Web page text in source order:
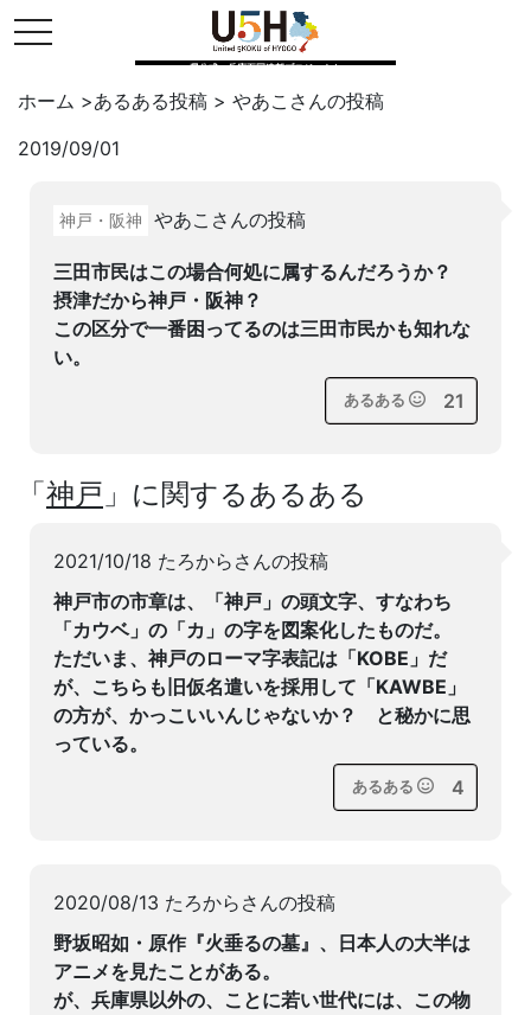
toggle navigation
県公式・兵庫五国連邦プロジェクト
ホーム >あるある投稿 > やあこ さんの投稿
2019/09/01
神戸・阪神 やあこさんの投稿
三田市民はこの場合何処に属するんだろうか？
摂津だから神戸・阪神？
この区分で一番困ってるのは三田市民かも知れな
い。
あるある 21
「神戸 」に関するあるある
2021/10/18 たろからさんの投稿
神戸市の市章は、「神戸」の頭文字、すなわち
「カウベ」の「カ」の字を図案化したものだ。
ただいま、神戸のローマ字表記は「KOBE」だ
が、こちらも旧仮名遣いを採用して「KAWBE」
の方が、かっこいいんじゃないか？ と秘かに思
っている。
あるある 4
2020/08/13 たろからさんの投稿
野坂昭如・原作『火垂るの墓』、日本人の大半は
アニメを見たことがある。
が、兵庫県以外の、ことに若い世代には、この物